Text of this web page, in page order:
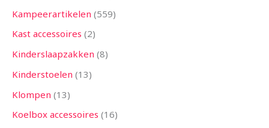
Kampeerartikelen 559
Kast accessoires 2
Kinderslaapzakken 8
Kinderstoelen 13
Klompen 13
Koelbox accessoires 16